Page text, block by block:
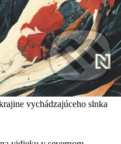
vychádzajúceho slnka